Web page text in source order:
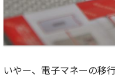
いやー、電子マネーの移